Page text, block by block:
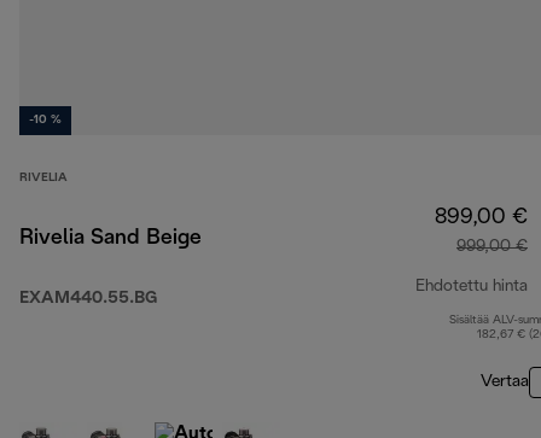
-10 %
RIVELIA
Rivelia Sand Beige
EXAM440.55.BG
899,00 €
999,00 €
Ehdotettu hinta
Sisältää ALV-
182,67 €
Vertaa